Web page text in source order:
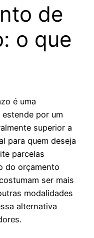
de
o que
é uma
por um
superior a
para quem deseja
parcelas
do orçamento
ser mais
modalidades
alternativa